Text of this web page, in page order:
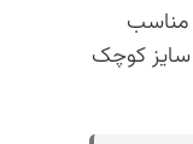
سایز کوچک